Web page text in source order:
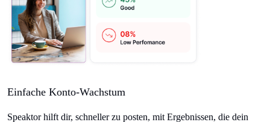
Einfache Konto-Wachstum
Speaktor hilft dir, schneller zu posten, mit Ergebnissen, die dein